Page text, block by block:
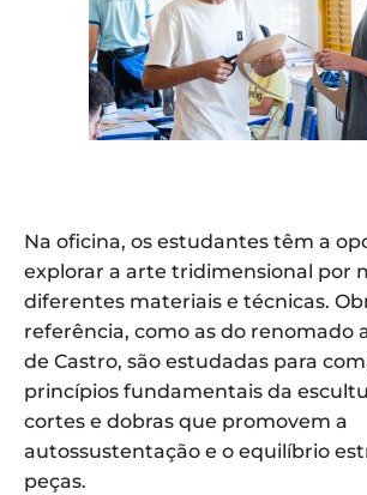
Na oficina, os estudantes têm a
explorar a arte tridimensional por
diferentes materiais e técnicas.
referência, como as do renomado
de Castro, são estudadas para
princípios fundamentais da
cortes e dobras que promovem a
autossustentação e o equilíbrio
peças.